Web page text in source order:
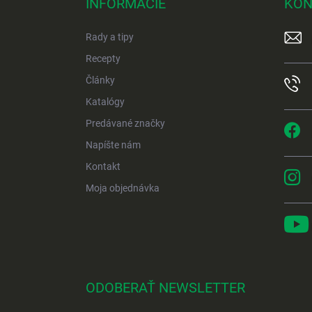
INFORMÁCIE
Rady a tipy
Recepty
Články
Katalógy
Predávané značky
Napíšte nám
Kontakt
Moja objednávka
ODOBERAŤ NEWSLETTER